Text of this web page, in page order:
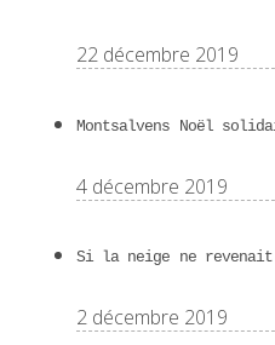
22 décembre 2019
Montsalvens Noël
4 décembre 2019
Si la neige ne revenait
2 décembre 2019